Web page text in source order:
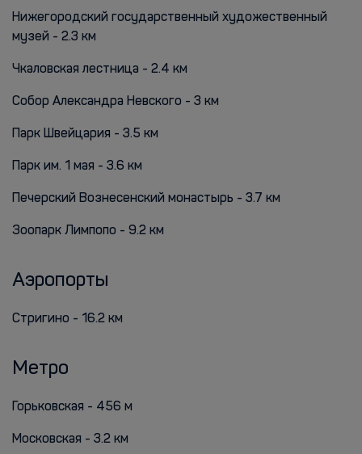
Нижегородский государственный художественный
музей - 2.3 км
Чкаловская лестница - 2.4 км
Собор Александра Невского - 3 км
Парк Швейцария - 3.5 км
Парк им. 1 мая - 3.6 км
Печерский Вознесенский монастырь - 3.7 км
Зоопарк Лимпопо - 9.2 км
Аэропорты
Стригино - 16.2 км
Метро
Горьковская - 456 м
Московская - 3.2 км